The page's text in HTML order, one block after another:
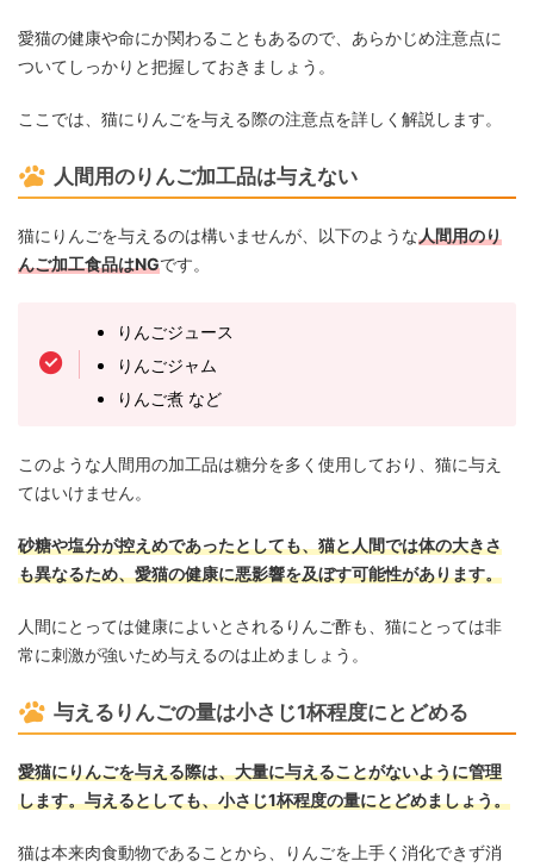
愛猫の健康や命にか関わることもあるので、あらかじめ注意点に
ついてしっかりと把握しておきましょう。
ここでは、猫にりんごを与える際の注意点を詳しく解説します。
人間用のりんご加工品は与えない
猫にりんごを与えるのは構いませんが、以下のような人間用のり
んご加工食品はNGです。
りんごジュース
りんごジャム
りんご煮 など
このような人間用の加工品は糖分を多く使用しており、猫に与え
てはいけません。
砂糖や塩分が控えめであったとしても、猫と人間では体の大きさ
も異なるため、愛猫の健康に悪影響を及ぼす可能性があります。
人間にとっては健康によいとされるりんご酢も、猫にとっては非
常に刺激が強いため与えるのは止めましょう。
与えるりんごの量は小さじ1杯程度にとどめる
愛猫にりんごを与える際は、大量に与えることがないように管理
します。与えるとしても、小さじ1杯程度の量にとどめましょう。
猫は本来肉食動物であることから、りんごを上手く消化できず消